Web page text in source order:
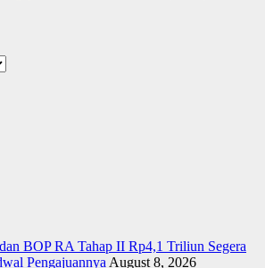
BOP RA Tahap II Rp4,1 Triliun Segera
Pengajuannya August 8, 2026